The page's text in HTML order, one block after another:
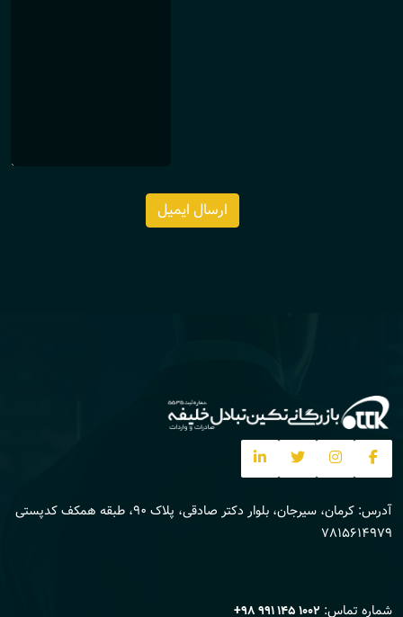
ارسال ایمیل
آدرس: کرمان، سیرجان، بلوار دکتر صادقی، پلاک 90، طبقه همکف کدپستی
7815614979
شماره تماس: +98 991 145 1002